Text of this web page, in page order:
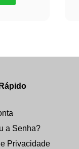
a Senha?
Privacidade